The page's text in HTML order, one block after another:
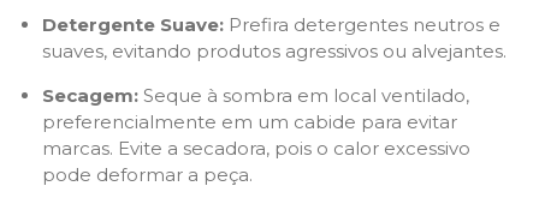
Detergente Suave: Prefira detergentes neutros e
suaves, evitando produtos agressivos ou alvejantes.
Secagem: Seque à sombra em local ventilado,
preferencialmente em um cabide para evitar
marcas. Evite a secadora, pois o calor excessivo
pode deformar a peça.